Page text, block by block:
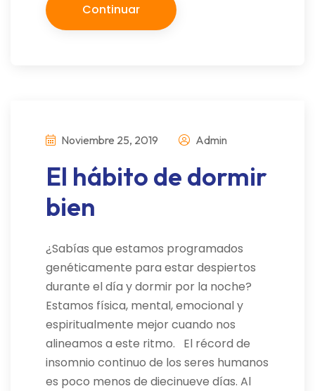
Continuar
Noviembre 25, 2019 Admin
El hábito de dormir
bien
¿Sabías que estamos programados
genéticamente para estar despiertos
durante el día y dormir por la noche?
Estamos física, mental, emocional y
espiritualmente mejor cuando nos
alineamos a este ritmo. El récord de
insomnio continuo de los seres humanos
es poco menos de diecinueve días. Al